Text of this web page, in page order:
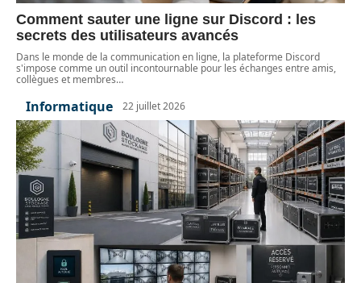
Comment sauter une ligne sur Discord : les
secrets des utilisateurs avancés
Dans le monde de la communication en ligne, la plateforme Discord
s'impose comme un outil incontournable pour les échanges entre amis,
collègues et membres…
Informatique 22 juillet 2026